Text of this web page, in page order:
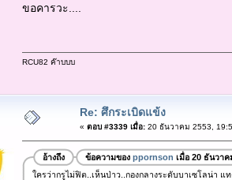
ขอคารวะ....
RCU82 ค๊าบบบ
Re: ศึกระเบิดแข้ง
« ตอบ #3339 เมื่อ:20 ธันวาคม 2553,
อ้างถึง ข้อความของ ppornson เมื่อ 20 ธันวา
ใครว่ากรูไม่ฟิต..เห็นป่าว..กองกลางระดับบาเซโลน่า แ